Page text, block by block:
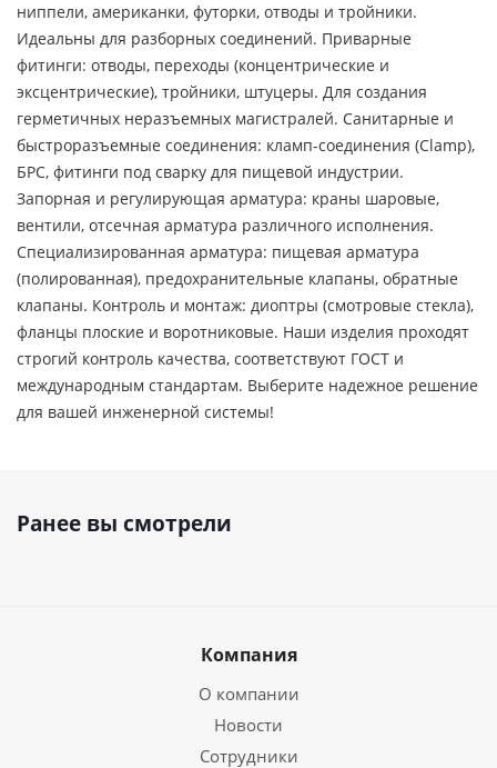
ниппели, американки, футорки, отводы и тройники.
Идеальны для разборных соединений. Приварные
фитинги: отводы, переходы (концентрические и
эксцентрические), тройники, штуцеры. Для создания
герметичных неразъемных магистралей. Санитарные и
быстроразъемные соединения: кламп-соединения (Clamp),
БРС, фитинги под сварку для пищевой индустрии.
Запорная и регулирующая арматура: краны шаровые,
вентили, отсечная арматура различного исполнения.
Специализированная арматура: пищевая арматура
(полированная), предохранительные клапаны, обратные
клапаны. Контроль и монтаж: диоптры (смотровые стекла),
фланцы плоские и воротниковые. Наши изделия проходят
строгий контроль качества, соответствуют ГОСТ и
международным стандартам. Выберите надежное решение
для вашей инженерной системы!
Ранее вы смотрели
Компания
О компании
Новости
Сотрудники